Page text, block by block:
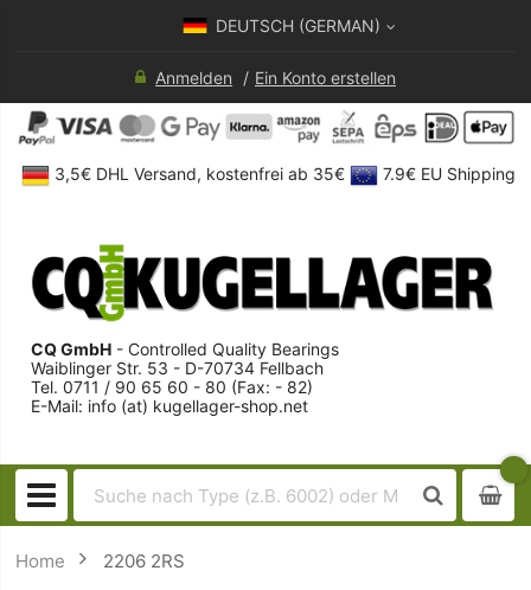
DEUTSCH (GERMAN)
Anmelden Ein Konto erstellen
3,5€ DHL Versand, kostenfrei ab 35€ 7.9€ EU Shipping
CQ GmbH - Controlled Quality Bearings
Waiblinger Str. 53 - D-70734 Fellbach
Tel. 0711 / 90 65 60 - 80 (Fax: - 82)
E-Mail: info (at) kugellager-shop.net
Home 2206 2RS